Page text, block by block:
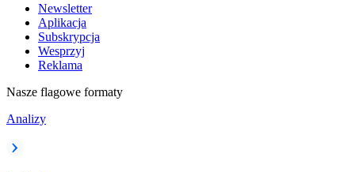
Newsletter
Aplikacja
Subskrypcja
Wesprzyj
Reklama
Nasze flagowe formaty
Analizy